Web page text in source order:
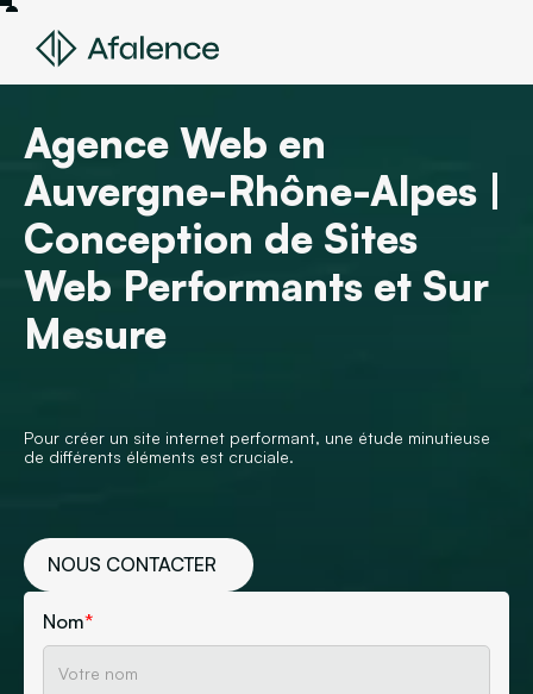
Agence Web en
Auvergne-Rhône-Alpes |
Conception de Sites
Web Performants et Sur
Mesure
Pour créer un site internet performant, une étude minutieuse
de différents éléments est cruciale.
NOUS CONTACTER
Nom*